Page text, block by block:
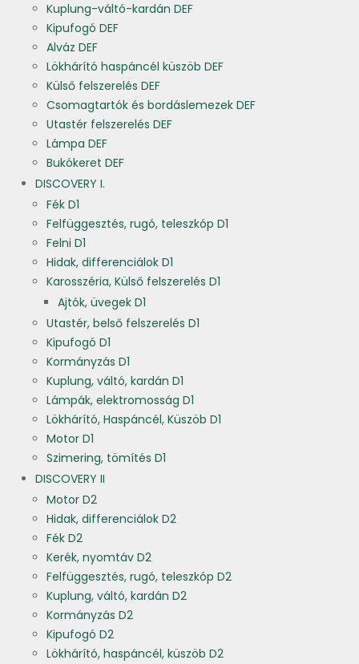
Kuplung-váltó-kardán DEF
Kipufogó DEF
Alváz DEF
Lökhárító haspáncél küszöb DEF
Külső felszerelés DEF
Csomagtartók és bordáslemezek DEF
Utastér felszerelés DEF
Lámpa DEF
Bukókeret DEF
DISCOVERY I.
Fék D1
Felfüggesztés, rugó, teleszkóp D1
Felni D1
Hidak, differenciálok D1
Karosszéria, Külső felszerelés D1
Ajtók, üvegek D1
Utastér, belső felszerelés D1
Kipufogó D1
Kormányzás D1
Kuplung, váltó, kardán D1
Lámpák, elektromosság D1
Lökhárító, Haspáncél, Küszöb D1
Motor D1
Szimering, tömítés D1
DISCOVERY II
Motor D2
Hidak, differenciálok D2
Fék D2
Kerék, nyomtáv D2
Felfüggesztés, rugó, teleszkóp D2
Kuplung, váltó, kardán D2
Kormányzás D2
Kipufogó D2
Lökhárító, haspáncél, küszöb D2